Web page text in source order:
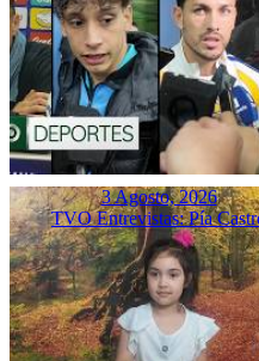
3 Agosto, 2026
TVO Entrevistas: Pía